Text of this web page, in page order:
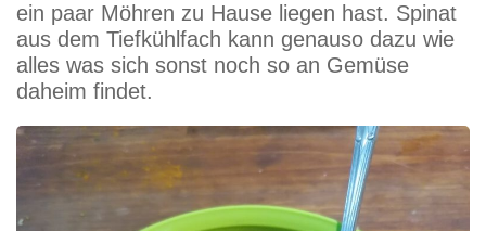
ein paar Möhren zu Hause liegen hast. Spinat
aus dem Tiefkühlfach kann genauso dazu wie
alles was sich sonst noch so an Gemüse
daheim findet.